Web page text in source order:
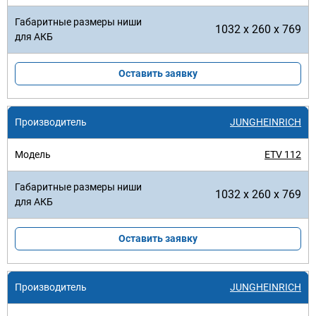
1032 x 260 x 769
Оставить заявку
JUNGHEINRICH
ETV 112
1032 x 260 x 769
Оставить заявку
JUNGHEINRICH